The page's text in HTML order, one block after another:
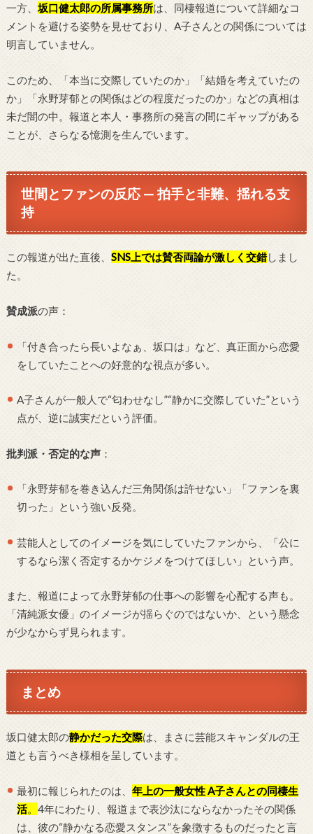
一方、坂口健太郎の所属事務所は、同棲報道について詳細なコ
メントを避ける姿勢を見せており、A子さんとの関係については
明言していません。
このため、「本当に交際していたのか」「結婚を考えていたの
か」「永野芽郁との関係はどの程度だったのか」などの真相は
未だ闇の中。報道と本人・事務所の発言の間にギャップがある
ことが、さらなる憶測を生んでいます。
世間とファンの反応 — 拍手と非難、揺れる支
持
この報道が出た直後、 SNS上では賛否両論が激しく交錯しまし
た。
賛成派の声：
「付き合ったら長いよなぁ、坂口は」など、真正面から恋愛
をしていたことへの好意的な視点が多い。
A子さんが一般人で“匂わせなし”“静かに交際していた”という
点が、逆に誠実だという評価。
批判派・否定的な声：
「永野芽郁を巻き込んだ三角関係は許せない」「ファンを裏
切った」という強い反発。
芸能人としてのイメージを気にしていたファンから、「公に
するなら潔く否定するかケジメをつけてほしい」という声。
また、報道によって永野芽郁の仕事への影響を心配する声も。
「清純派女優」のイメージが揺らぐのではないか、という懸念
が少なからず見られます。
まとめ
坂口健太郎の静かだった交際は、まさに芸能スキャンダルの王
道とも言うべき様相を呈しています。
最初に報じられたのは、年上の一般女性 A子さんとの同棲生
活。4年にわたり、報道まで表沙汰にならなかったその関係
は、彼の“静かなる恋愛スタンス”を象徴するものだったと言